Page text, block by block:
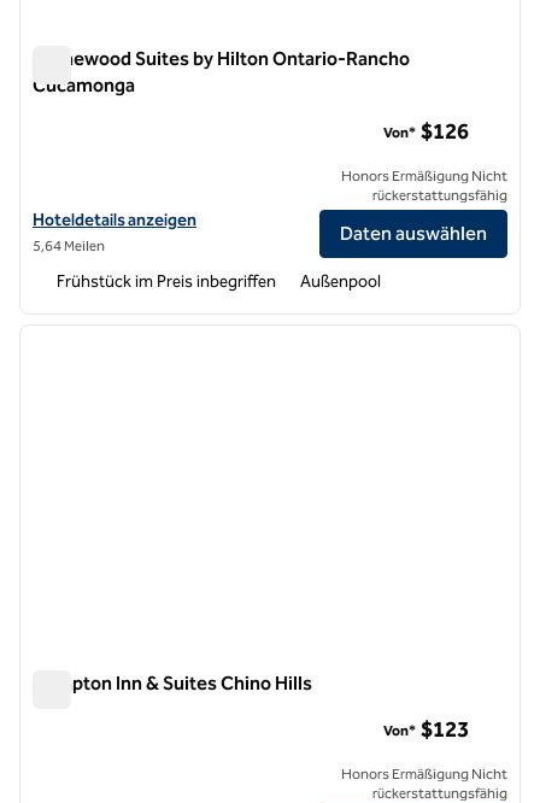
Homewood Suites by Hilton Ontario-Rancho
Cucamonga
Hoteldetails für Homewood Suites by Hilton Ontario-Rancho
Hoteldetails anzeigen
5,64 Meilen
Von* $126
Honors Ermäßigung Nicht
rückerstattungsfähig
Daten auswählen
Frühstück im Preis inbegriffen Außenpool
1 von 12
Hampton Inn & Suites Chino Hills
Von* $123
Honors Ermäßigung Nicht
rückerstattungsfähig